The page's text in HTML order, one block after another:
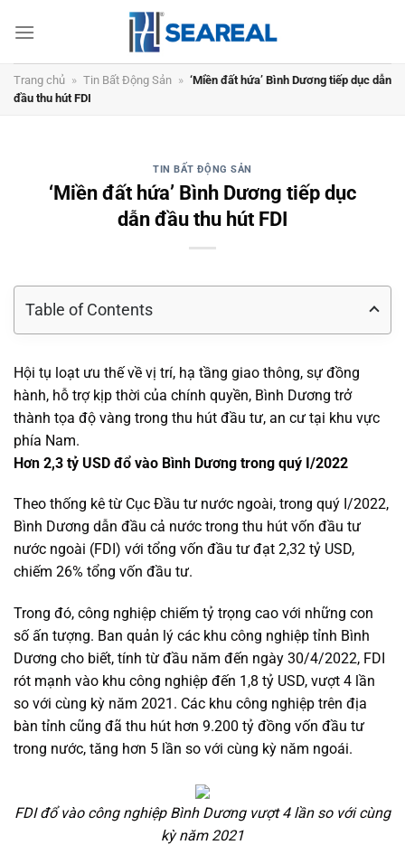
đến
dungTrang chủ » Tin Bất Động Sản » ‘Miền đất hứa’ Bình Dương tiếp dục dẫn
đầu thu hút FDI
TIN BẤT ĐỘNG SẢN
‘Miền đất hứa’ Bình Dương tiếp dục
dẫn đầu thu hút FDI
Table of Contents
Hội tụ loạt ưu thế về vị trí, hạ tầng giao thông, sự đồng
hành, hỗ trợ kịp thời của chính quyền, Bình Dương trở
thành tọa độ vàng trong thu hút đầu tư, an cư tại khu vực
phía Nam.
Hơn 2,3 tỷ USD đổ vào Bình Dương trong quý I/2022
Theo thống kê từ Cục Đầu tư nước ngoài, trong quý I/2022,
Bình Dương dẫn đầu cả nước trong thu hút vốn đầu tư
nước ngoài (FDI) với tổng vốn đầu tư đạt 2,32 tỷ USD,
chiếm 26% tổng vốn đầu tư.
Trong đó, công nghiệp chiếm tỷ trọng cao với những con
số ấn tượng. Ban quản lý các khu công nghiệp tỉnh Bình
Dương cho biết, tính từ đầu năm đến ngày 30/4/2022, FDI
rót mạnh vào khu công nghiệp đến 1,8 tỷ USD, vượt 4 lần
so với cùng kỳ năm 2021. Các khu công nghiệp trên địa
bàn tỉnh cũng đã thu hút hơn 9.200 tỷ đồng vốn đầu tư
trong nước, tăng hơn 5 lần so với cùng kỳ năm ngoái.
FDI đổ vào công nghiệp Bình Dương vượt 4 lần so với cùng
kỳ năm 2021